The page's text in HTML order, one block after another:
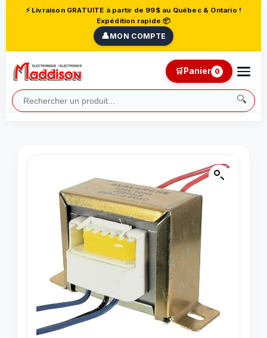
⚡ Livraison GRATUITE à partir de 99$ au Québec & Ontario !
Expédition rapide 📦
👤MON COMPTE
🔍
🛒Panier 0